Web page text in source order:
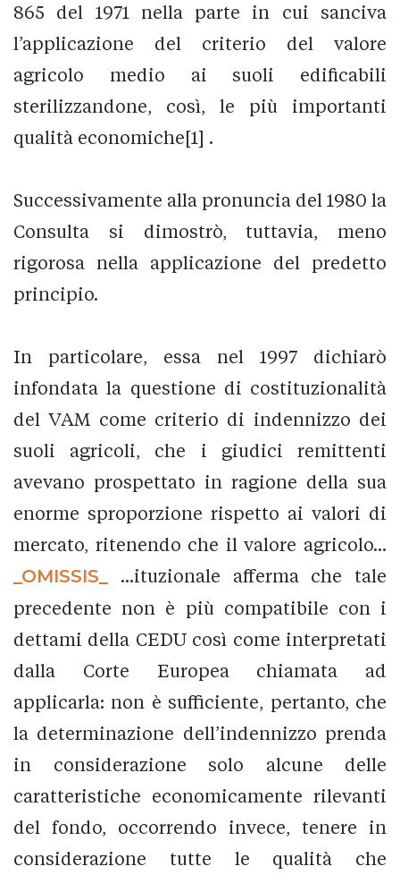
865 del 1971 nella parte in cui sanciva
l’applicazione del criterio del valore
agricolo medio ai suoli edificabili
sterilizzandone, così, le più importanti
qualità economiche[1] .
Successivamente alla pronuncia del 1980 la
Consulta si dimostrò, tuttavia, meno
rigorosa nella applicazione del predetto
principio.
In particolare, essa nel 1997 dichiarò
infondata la questione di costituzionalità
del VAM come criterio di indennizzo dei
suoli agricoli, che i giudici remittenti
avevano prospettato in ragione della sua
enorme sproporzione rispetto ai valori di
mercato, ritenendo che il valore agricolo...
_OMISSIS_
...ituzionale afferma che tale
precedente non è più compatibile con i
dettami della CEDU così come interpretati
dalla Corte Europea chiamata ad
applicarla: non è sufficiente, pertanto, che
la determinazione dell’indennizzo prenda
in considerazione solo alcune delle
caratteristiche economicamente rilevanti
del fondo, occorrendo invece, tenere in
considerazione tutte le qualità che